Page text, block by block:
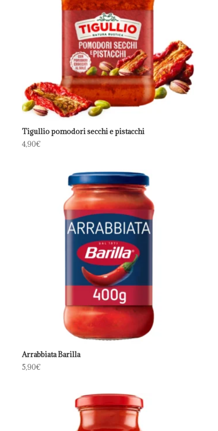
Tigullio pomodori secchi e pistacchi
4,90€
Arrabbiata Barilla
5,90€